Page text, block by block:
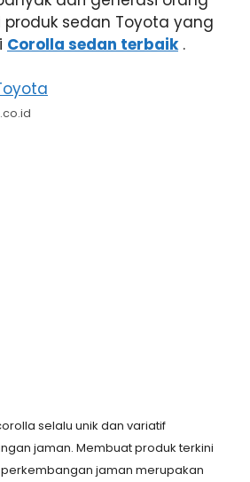
sedan Toyota yang
Corolla sedan terbaik.
selalu unik dan variatif
jaman. Membuat produk terkini
jaman merupakan